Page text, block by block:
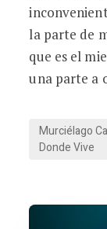
la parte de
que es el
una parte a
Murciélago
Donde Vive